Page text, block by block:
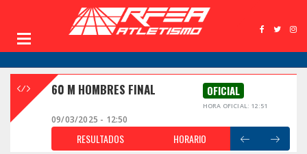
60 M HOMBRES FINAL OFICIAL
HORA OFICIAL: 12:51
09/03/2025 - 12:50
RESULTADOS HORARIO